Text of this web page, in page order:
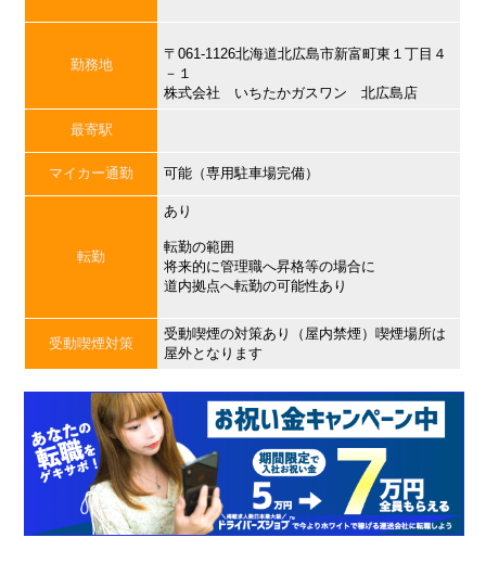
勤務地
〒061-1126北海道北広島市新富町東１丁目４
－１
株式会社 いちたかガスワン 北広島店
最寄駅
マイカー通勤 可能（専用駐車場完備）
転勤
あり
転勤の範囲
将来的に管理職へ昇格等の場合に
道内拠点へ転勤の可能性あり
受動喫煙対策
受動喫煙の対策あり（屋内禁煙）喫煙場所は
屋外となります